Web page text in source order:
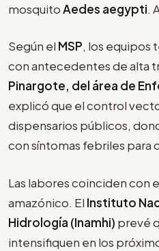
mosquitoAedes aegypti.
Según el MSP, los equipos
con antecedentes de alta
Pinargote, del área de
explicó que el control
dispensarios públicos,
con síntomas febriles para
Las labores coinciden con
amazónico. El Instituto
Hidrología (Inamhi) prevé
intensifiquen en los